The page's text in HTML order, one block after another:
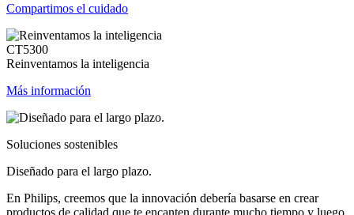
Compartimos el cuidado
CT5300
Reinventamos la inteligencia
Más información
Soluciones sostenibles
Diseñado para el largo plazo.
En Philips, creemos que la innovación debería basarse en crear
productos de calidad que te encanten durante mucho tiempo y luego